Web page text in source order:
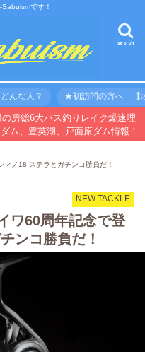
です！
search
んな人？ ★初訪問の方へ 【
房総6大バス釣りレイク爆速理
ム、豊英湖、戸面原ダム情報！
ノ18 ステラとガチンコ勝負だ！
NEW TACKLE
ワ60周年記念で登
ンコ勝負だ！